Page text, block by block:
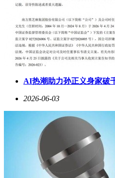
AI热潮助力孙正义身家破
2026-06-03